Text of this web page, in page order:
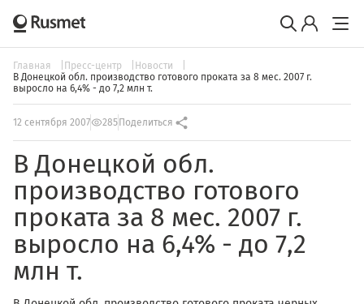
Главная Пресс-центр
Новости
В Донецкой обл. производство готового проката за 8 мес. 2007 г.
выросло на 6,4% - до 7,2 млн т.
12 сентября 2007 285 Поделиться
В Донецкой обл.
производство готового
проката за 8 мес. 2007 г.
выросло на 6,4% - до 7,2
млн т.